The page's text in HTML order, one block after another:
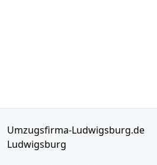
Umzugsfirma-Ludwigsburg.de
Ludwigsburg